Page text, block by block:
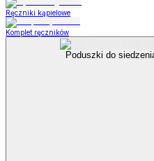
Ręczniki kąpielowe
Komplet ręczników
Poduszki do